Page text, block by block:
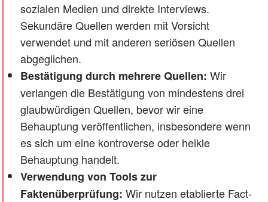
sozialen Medien und direkte Interviews.
Sekundäre Quellen werden mit Vorsicht
verwendet und mit anderen seriösen Quellen
abgeglichen.
Bestätigung durch mehrere Quellen: Wir
verlangen die Bestätigung von mindestens drei
glaubwürdigen Quellen, bevor wir eine
Behauptung veröffentlichen, insbesondere wenn
es sich um eine kontroverse oder heikle
Behauptung handelt.
Verwendung von Tools zur
Faktenüberprüfung: Wir nutzen etablierte Fact-